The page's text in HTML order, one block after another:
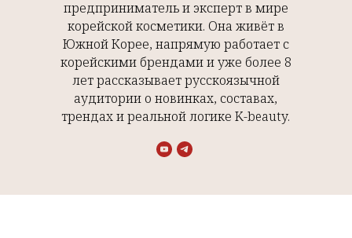
предприниматель и эксперт в мире
корейской косметики. Она живёт в
Южной Корее, напрямую работает с
корейскими брендами и уже более 8
лет рассказывает русскоязычной
аудитории о новинках, составах,
трендах и реальной логике K-beauty.